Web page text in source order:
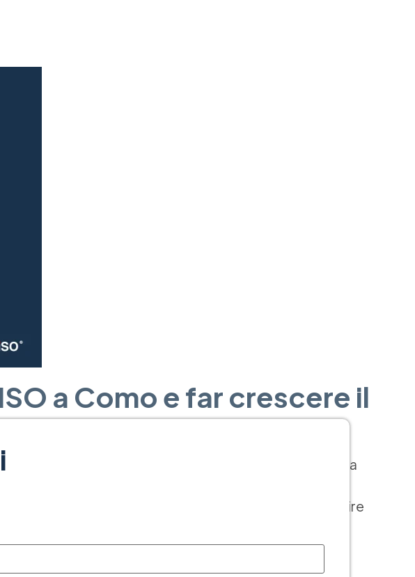
a Como e far crescere il
le aziende che desiderano distinguersi e migliorare la
ma con le giuste informazioni e strategie, il
certificazioni ISO, i requisiti necessari e i passi da seguire